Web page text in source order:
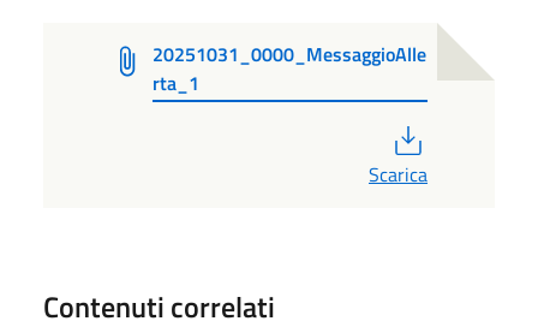
20251031_0000_MessaggioAlle
rta_1
Scarica
Contenuti correlati